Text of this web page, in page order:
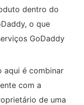
dentro do
o que
GoDaddy
aqui é combinar
com a
de uma